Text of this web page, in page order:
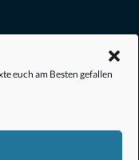
euch am Besten gefallen